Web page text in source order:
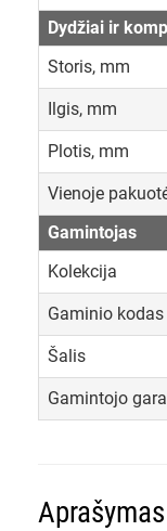
Dydžiai ir
Storis, mm
Ilgis, mm
Plotis, mm
Vienoje
Gamintojas
Kolekcija
Gaminio kodas
Šalis
Gamintojo
Aprašymas